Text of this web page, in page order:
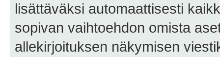
lisättäväksi automaattisesti
sopivan vaihtoehdon omista
allekirjoituksen näkymisen